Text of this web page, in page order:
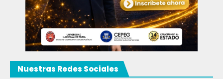
Nuestras Redes Sociales